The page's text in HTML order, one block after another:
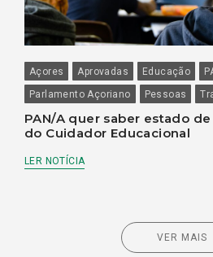
Açores Aprovadas Educação
Parlamento Açoriano
Pessoas
PAN/A quer saber estado
do Cuidador Educacional
LER NOTÍCIA
VER MAIS